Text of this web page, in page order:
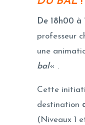
De 18h00 à
professeur
une
bal« .
Cette
destination
(Niveaux 1